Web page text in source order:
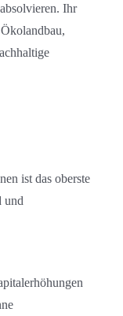
Ihr
ist das oberste
und